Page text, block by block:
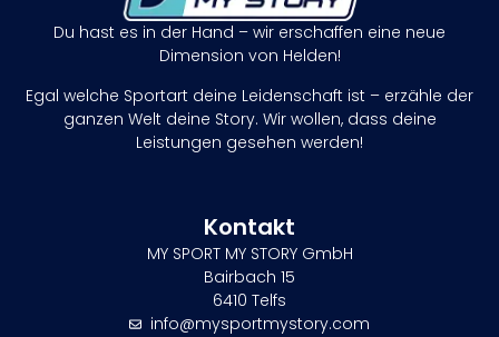
Du hast es in der Hand – wir erschaffen eine neue
Dimension von Helden!
Egal welche Sportart deine Leidenschaft ist – erzähle der
ganzen Welt deine Story. Wir wollen, dass deine
Leistungen gesehen werden!
Kontakt
MY SPORT MY STORY GmbH
Bairbach 15
6410 Telfs
info@mysportmystory.com